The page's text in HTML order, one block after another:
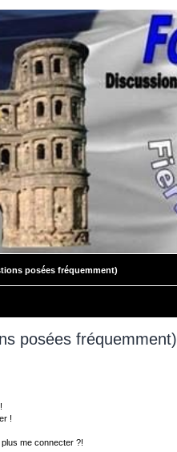
posées fréquemment)
posées fréquemment)
!
me connecter ?!